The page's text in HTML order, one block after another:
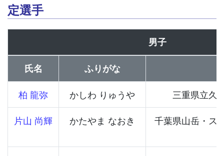
定選手
男子
氏名 ふりがな
柏 龍弥
かしわ りゅうや
三重県立久
片山 尚輝
かたやま なおき
千葉県山岳・ス